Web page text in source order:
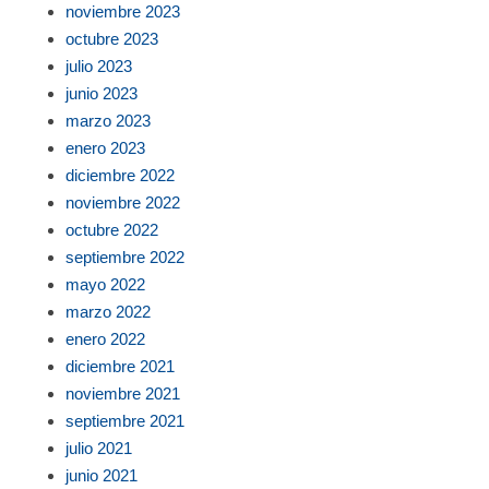
noviembre 2023
octubre 2023
julio 2023
junio 2023
marzo 2023
enero 2023
diciembre 2022
noviembre 2022
octubre 2022
septiembre 2022
mayo 2022
marzo 2022
enero 2022
diciembre 2021
noviembre 2021
septiembre 2021
julio 2021
junio 2021